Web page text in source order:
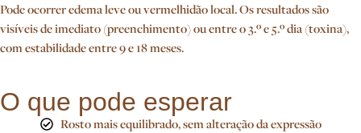
Pode ocorrer edema leve ou vermelhidão local. Os resultados são
visíveis de imediato (preenchimento) ou entre o 3.º e 5.º dia (toxina),
com estabilidade entre 9 e 18 meses.
O que pode esperar
Rosto mais equilibrado, sem alteração da expressão